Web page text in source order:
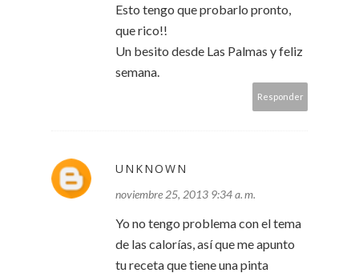
Esto tengo que probarlo pronto,
que rico!!
Un besito desde Las Palmas y feliz
semana.
Responder
UNKNOWN
noviembre 25, 2013 9:34 a. m.
Yo no tengo problema con el tema
de las calorías, así que me apunto
tu receta que tiene una pinta